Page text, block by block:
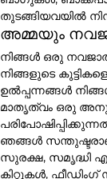
തുടങ്ങിയവയിൽ
അമ്മയും
നിങ്ങൾ ഒരു
നിങ്ങളുടെ
ഉൽപ്പന്നങ്ങൾ
മാതൃത്വം ഒരു
ഞങ്ങൾ
സുരക്ഷ, സമൃദ്ധി
കിറ്റുകൾ,